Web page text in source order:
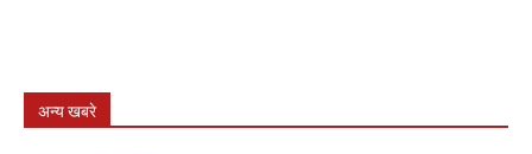
अन्य खबरे